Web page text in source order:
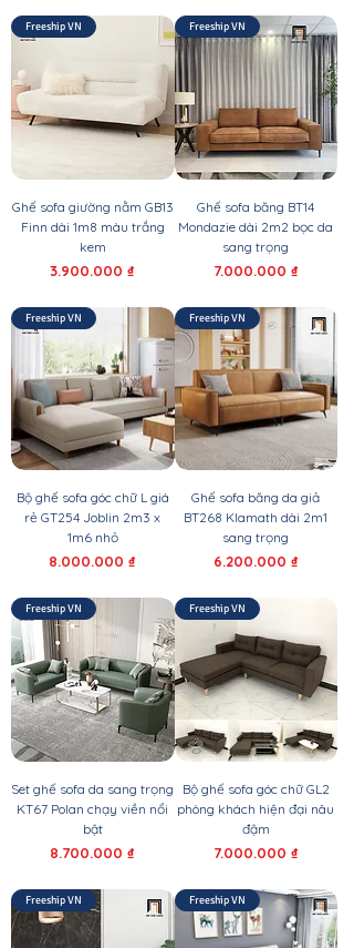
Freeship VN
Ghế sofa giường nằm GB13
Finn dài 1m8 màu trắng
kem
Giá
3.900.000 ₫
Freeship VN
Ghế sofa băng BT14
Mondazie dài 2m2 bọc da
sang trọng
Giá
7.000.000 ₫
Freeship VN
Bộ ghế sofa góc chữ L giá
rẻ GT254 Joblin 2m3 x
1m6 nhỏ
Giá
8.000.000 ₫
Freeship VN
Ghế sofa băng da giả
BT268 Klamath dài 2m1
sang trọng
Giá
6.200.000 ₫
Freeship VN
Set ghế sofa da sang trọng
KT67 Polan chạy viền nổi
bật
Giá
8.700.000 ₫
Freeship VN
Bộ ghế sofa góc chữ GL2
phòng khách hiện đại nâu
đậm
Giá
7.000.000 ₫
Freeship VN Freeship VN